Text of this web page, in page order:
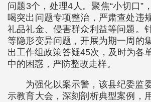
问题3个，处理4人。聚焦“小切口”
喝突出问题专项整治，严肃查处违
礼品礼金、侵害群众利益等问题。
等隐形变异问题，开展为期一周的
出工作组政策答疑45次，及时为各
中的困惑，严防整改走样。
为强化以案示警，该县纪委监
示教育大会，深刻剖析典型案例，